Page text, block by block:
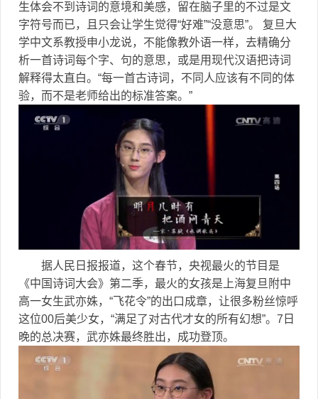
生体会不到诗词的意境和美感，留在脑子里的不过是文
字符号而已，且只会让学生觉得“好难”“没意思”。 复旦大
学中文系教授申小龙说，不能像教外语一样，去精确分
析一首诗词每个字、句的意思，或是用现代汉语把诗词
解释得太直白。“每一首古诗词，不同人应该有不同的体
验，而不是老师给出的标准答案。”
据人民日报报道，这个春节，央视最火的节目是
《中国诗词大会》第二季，最火的女孩是上海复旦附中
高一女生武亦姝，“飞花令”的出口成章，让很多粉丝惊呼
这位00后美少女，“满足了对古代才女的所有幻想”。7日
晚的总决赛，武亦姝最终胜出，成功登顶。